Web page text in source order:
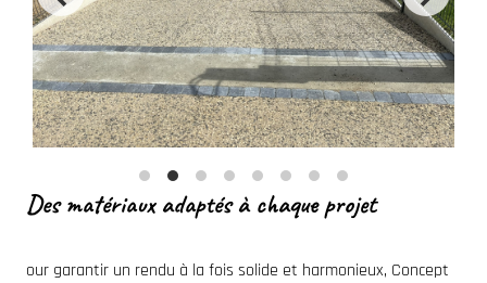
Des matériaux adaptés à chaque projet
our garantir un rendu à la fois solide et harmonieux, Concept